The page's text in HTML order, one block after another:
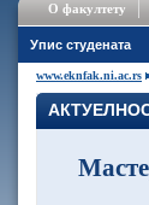
О факултету
Упис студената
www.eknfak.ni.ac.rs